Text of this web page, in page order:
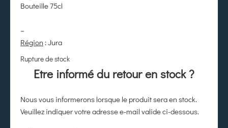
Bouteille 75cl
–
Région : Jura
Rupture de stock
Etre informé du retour en stock ?
Nous vous informerons lorsque le produit sera en stock.
Veuillez indiquer votre adresse e-mail valide ci-dessous.